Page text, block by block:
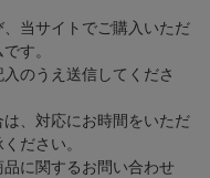
当サイトでご購入いただ
す。
のうえ送信してくださ
、対応にお時間をいただ
ださい。
に関するお問い合わせ